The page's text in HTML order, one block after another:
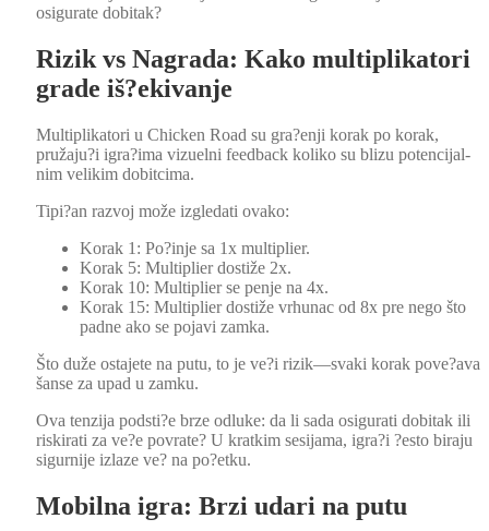
osig­u­rate dobitak?
Rizik vs Nagrada: Kako multiplikatori
grade iš?ekivanje
Mul­ti­p­lika­tori u Chick­en Road su gra?enji korak po korak,
pružaju?i igra?ima vizuel­ni feed­back koliko su blizu poten­ci­jal­
nim velikim dobitci­ma.
Tipi?an razvoj može izgle­dati ovako:
Korak 1: Po?inje sa 1x mul­ti­pli­er.
Korak 5: Mul­ti­pli­er dostiže 2x.
Korak 10: Mul­ti­pli­er se pen­je na 4x.
Korak 15: Mul­ti­pli­er dostiže vrhunac od 8x pre nego što
padne ako se pojavi zam­ka.
Što duže osta­jete na putu, to je ve?i rizik—svaki korak pove?ava
šanse za upad u zamku.
Ova ten­z­i­ja podsti?e brze odluke: da li sada osig­u­rati dobitak ili
riski­rati za ve?e povrate? U kratkim sesi­ja­ma, igra?i ?esto bira­ju
sig­urni­je izlaze ve? na po?etku.
Mobilna igra: Brzi udari na putu